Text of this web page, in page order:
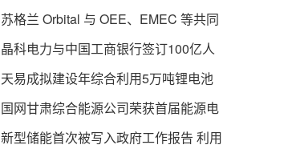
权立体分层设权的通知》政策解读
苏格兰 Orbital 与 OEE、EMEC 等共同
开展潮流能机组阵列项目 EURO-TIDE
S
晶科电力与中国工商银行签订100亿人
民币战略合作协议
天易成拟建设年综合利用5万吨锂电池
项目
国网甘肃综合能源公司荣获首届能源电
子产业创新大赛二等奖
新型储能首次被写入政府工作报告 利用